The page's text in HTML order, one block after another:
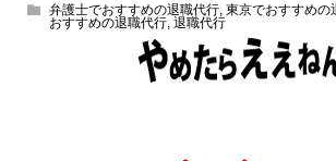
弁護士でおすすめの退職代行, 東京でおすすめの
おすすめの退職代行, 退職代行